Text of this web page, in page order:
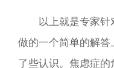
以上就是专家针
做的一个简单的解
了些认识。焦虑症